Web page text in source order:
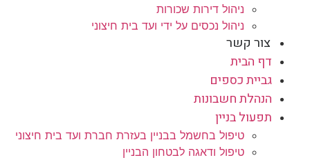
ניהול דירות שכורות
ניהול נכסים על ידי ועד בית חיצוני
צור קשר
דף הבית
גביית כספים
הנהלת חשבונות
תפעול בניין
טיפול בחשמל בבניין בעזרת חברת ועד בית חיצוני
טיפול ודאגה לבטחון הבניין